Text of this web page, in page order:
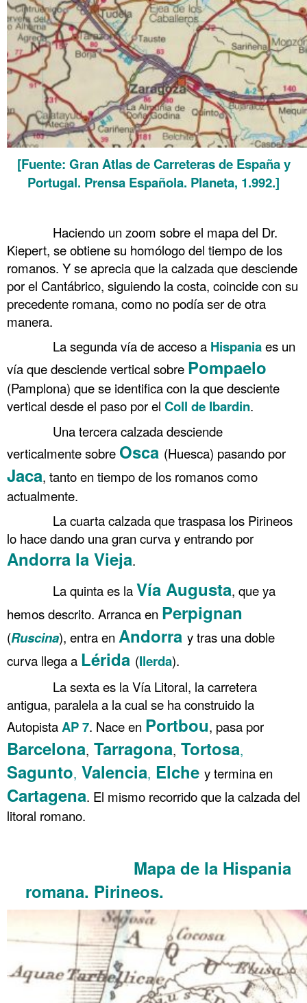
[Fuente: Gran Atlas de Carreteras de España y
Portugal. Prensa Española. Planeta, 1.992.]
Haciendo un zoom sobre el mapa del Dr.
Kiepert, se obtiene su homólogo del tiempo de los
romanos. Y se aprecia que la calzada que desciende
por el Cantábrico, siguiendo la costa, coincide con su
precedente romana, como no podía ser de otra
manera.
La segunda vía de acceso a Hispaniaes un
vía que desciende vertical sobre Pompaelo
(Pamplona) que se identifica con la que desciente
vertical desde el paso por el Coll de Ibardin.
Una tercera calzada desciende
verticalmente sobre Osca (Huesca) pasando por
Jaca, tanto en tiempo de los romanos como
actualmente.
La cuarta calzada que traspasa los Pirineos
lo hace dando una gran curva y entrando por
Andorra la Vieja.
La quinta es laVía Augusta, que ya
hemos descrito. Arranca en Perpignan
(Ruscina), entra en Andorra y tras una doble
curva llega a Lérida (Ilerda).
La sexta es la Vía Litoral, la carretera
antigua, paralela a la cual se ha construido la
AutopistaAP 7. Nace en Portbou, pasa por
Barcelona, Tarragona, Tortosa,
Sagunto, Valencia, Elche y termina en
Cartagena. El mismo recorrido que la calzada del
litoral romano.
Mapa de la Hispania
romana. Pirineos.